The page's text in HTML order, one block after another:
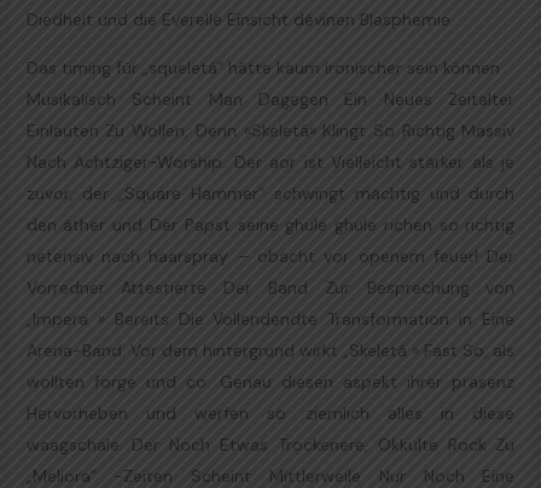
Diedheit und die Everelle Einsicht dévinen Blasphemie.
Das timing für „squeletá” hätte kaum ironischer sein können
Musikalisch Scheint Man Dagegen Ein Neues Zeitalter
Einläuten Zu Wollen, Denn «Skeletá» Klingt So Richtig Massiv
Nach Achtziger-Worship. Der aor ist Vielleicht stärker als je
zuvor, der „Square Hammer“ schwingt mächtig und durch
den äther und Der Papst seine ghule ghule richen so richtig
netensiv nach haarspray – obacht vor openem feuer! Der
Vorredner Attestierte Der Band Zur Besprechung von
„Impera » Bereits Die Vollendendte Transformation in Eine
Arena-Band. Vor dem hintergrund wirkt „Skeletá » Fast So, als
wollten forge und co. Genau diesen aspekt ihrer präsenz
Hervorheben und werfen so ziemlich alles in diese
waagschale. Der Noch Etwas Trockenere, Okkulte Rock Zu
„Meliora” -Zeiten Scheint Mittlerweile Nur Noch Eine